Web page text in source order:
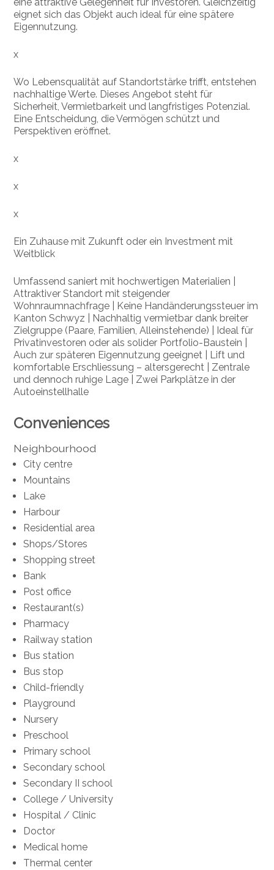
eignet sich das Objekt auch ideal für eine spätere
Eigennutzung.
x
Wo Lebensqualität auf Standortstärke trifft, entstehen
nachhaltige Werte. Dieses Angebot steht für
Sicherheit, Vermietbarkeit und langfristiges Potenzial.
Eine Entscheidung, die Vermögen schützt und
Perspektiven eröffnet.
x
x
x
Ein Zuhause mit Zukunft oder ein Investment mit
Weitblick
Umfassend saniert mit hochwertigen Materialien |
Attraktiver Standort mit steigender
Wohnraumnachfrage | Keine Handänderungssteuer im
Kanton Schwyz | Nachhaltig vermietbar dank breiter
Zielgruppe (Paare, Familien, Alleinstehende) | Ideal für
Privatinvestoren oder als solider Portfolio-Baustein |
Auch zur späteren Eigennutzung geeignet | Lift und
komfortable Erschliessung – altersgerecht | Zentrale
und dennoch ruhige Lage | Zwei Parkplätze in der
Autoeinstellhalle
Conveniences
Neighbourhood
City centre
Mountains
Lake
Harbour
Residential area
Shops/Stores
Shopping street
Bank
Post office
Restaurant(s)
Pharmacy
Railway station
Bus station
Bus stop
Child-friendly
Playground
Nursery
Preschool
Primary school
Secondary school
Secondary II school
College / University
Hospital / Clinic
Doctor
Medical home
Thermal center